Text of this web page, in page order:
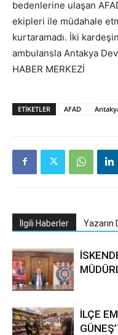
bedenlerine ulaşan
ekipleri ile müdahale
kurtaramadı. İki
ambulansla Antakya
HABER MERKEZİ
ETIKETLER AFAD
İlgili Haberler Yazarın
İLÇE